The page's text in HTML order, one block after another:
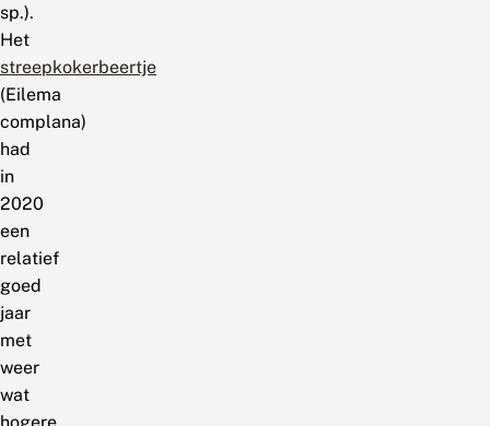
sp.).
Het
streepkokerbeertje
(Eilema
complana)
had
in
2020
een
relatief
goed
jaar
met
weer
wat
hogere